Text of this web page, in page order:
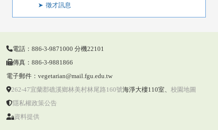
徵才訊息
電話：886-3-9871000 分機22101
傳真：886-3-9881866
電子郵件：vegetarian@mail.fgu.edu.tw
262-47宜蘭郡礁溪鄉林美村林尾路160號海淨大樓110室、 校園地圖
隱私權政策公告
資料提供